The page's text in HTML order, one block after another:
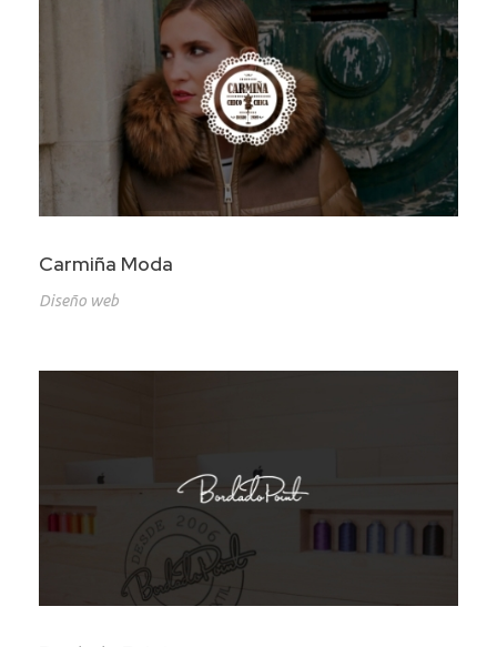
Carmiña Moda
Diseño web